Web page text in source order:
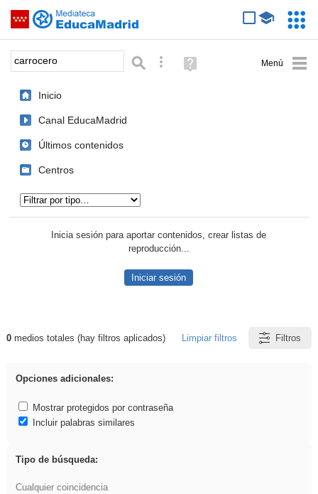
Saltar navegación
Palabra o frase: Búsqueda avanzada
Ayuda
(en
Inicio
Canal EducaMadrid
Últimos contenidos
Centros
Inicia sesión para aportar contenidos, crear listas de
reproducción...
Iniciar sesión
Resultados de: carrocero
0medios totales (hay filtros aplicados) Limpiar filtros Filtros
Opciones adicionales:
Mostrar protegidos por contraseña
Incluir palabras similares
Tipo de búsqueda:
Cualquier coincidencia